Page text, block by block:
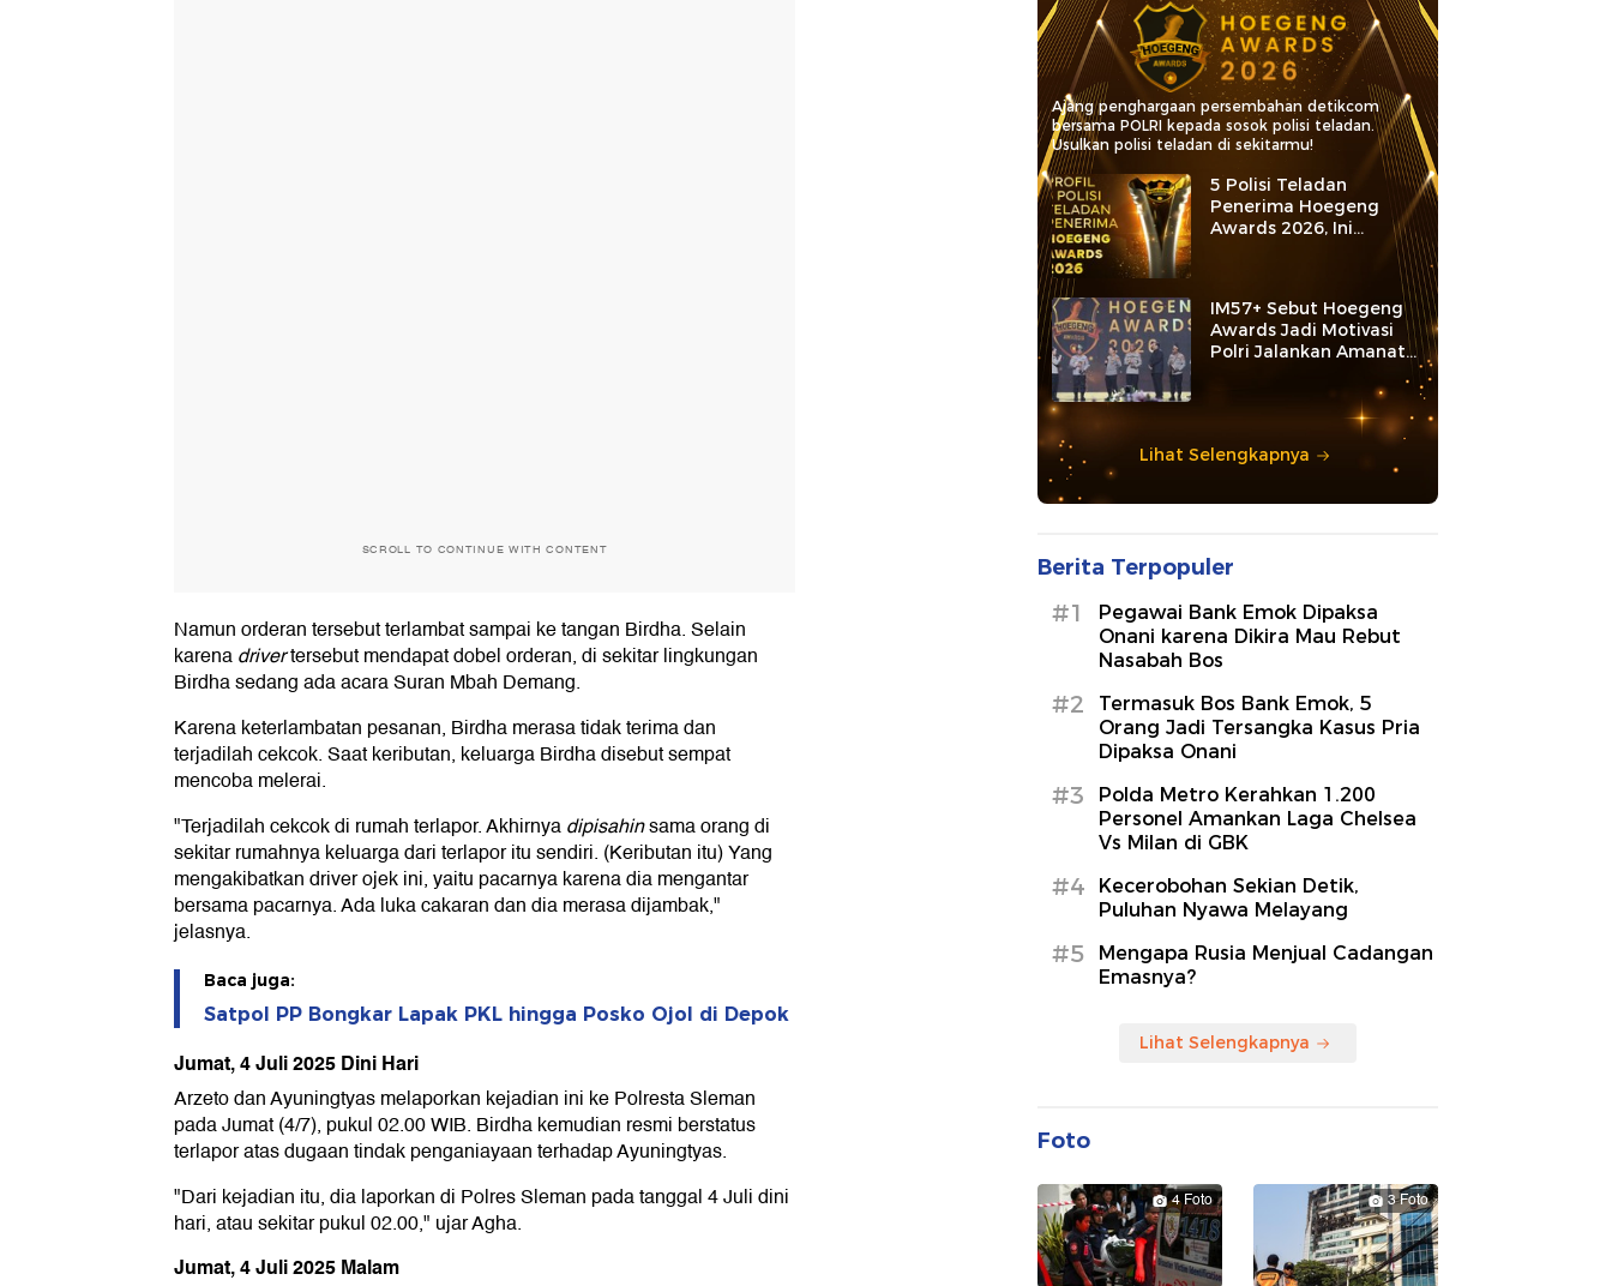
SCROLL TO CONTINUE WITH CONTENT
Namun orderan tersebut terlambat sampai ke tangan Birdha. Selain
karenadrivertersebut mendapat dobel orderan, di sekitar lingkungan
Birdha sedang ada acara Suran Mbah Demang.
Karena keterlambatan pesanan, Birdha merasa tidak terima dan
terjadilah cekcok. Saat keributan, keluarga Birdha disebut sempat
mencoba melerai.
"Terjadilah cekcok di rumah terlapor. Akhirnyadipisahinsama orang di
sekitar rumahnya keluarga dari terlapor itu sendiri. (Keributan itu) Yang
mengakibatkan driver ojek ini, yaitu pacarnya karena dia mengantar
bersama pacarnya. Ada luka cakaran dan dia merasa dijambak,"
jelasnya.
Baca juga:
Satpol PP Bongkar Lapak PKL hingga Posko Ojol di Depok
Jumat, 4 Juli 2025 Dini Hari
Arzeto dan Ayuningtyas melaporkan kejadian ini ke Polresta Sleman
pada Jumat (4/7), pukul 02.00 WIB. Birdha kemudian resmi berstatus
terlapor atas dugaan tindak penganiayaan terhadap Ayuningtyas.
"Dari kejadian itu, dia laporkan di Polres Sleman pada tanggal 4 Juli dini
hari, atau sekitar pukul 02.00," ujar Agha.
Jumat, 4 Juli 2025 Malam
Ajang penghargaan persembahan detikcom
bersama POLRI kepada sosok polisi teladan.
Usulkan polisi teladan di sekitarmu!
5 Polisi Teladan
Penerima Hoegeng
Awards 2026, Ini
Kategori dan Kiprahnya
IM57+ Sebut Hoegeng
Awards Jadi Motivasi
Polri Jalankan Amanat
Lihat Selengkapnya
Berita Terpopuler
#1
Pegawai Bank Emok Dipaksa
Onani karena Dikira Mau Rebut
Nasabah Bos
#2
Termasuk Bos Bank Emok, 5
Orang Jadi Tersangka Kasus Pria
Dipaksa Onani
#3
Polda Metro Kerahkan 1.200
Personel Amankan Laga Chelsea
Vs Milan di GBK
#4
Kecerobohan Sekian Detik,
Puluhan Nyawa Melayang
#5
Mengapa Rusia Menjual Cadangan
Emasnya?
Lihat Selengkapnya
Foto
4 Foto 3 Foto